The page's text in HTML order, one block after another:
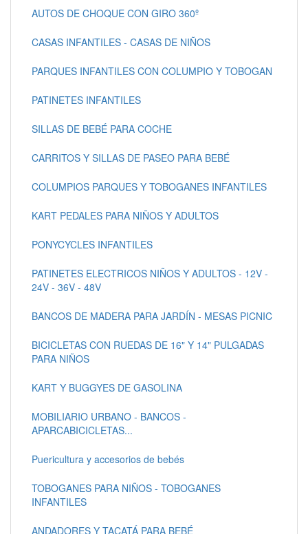
AUTOS DE CHOQUE CON GIRO 360º
CASAS INFANTILES - CASAS DE NIÑOS
PARQUES INFANTILES CON COLUMPIO Y TOBOGAN
PATINETES INFANTILES
SILLAS DE BEBÉ PARA COCHE
CARRITOS Y SILLAS DE PASEO PARA BEBÉ
COLUMPIOS PARQUES Y TOBOGANES INFANTILES
KART PEDALES PARA NIÑOS Y ADULTOS
PONYCYCLES INFANTILES
PATINETES ELECTRICOS NIÑOS Y ADULTOS - 12V -
24V - 36V - 48V
BANCOS DE MADERA PARA JARDÍN - MESAS PICNIC
BICICLETAS CON RUEDAS DE 16" Y 14" PULGADAS
PARA NIÑOS
KART Y BUGGYES DE GASOLINA
MOBILIARIO URBANO - BANCOS -
APARCABICICLETAS...
Puericultura y accesorios de bebés
TOBOGANES PARA NIÑOS - TOBOGANES
INFANTILES
ANDADORES Y TACATÁ PARA BEBÉ